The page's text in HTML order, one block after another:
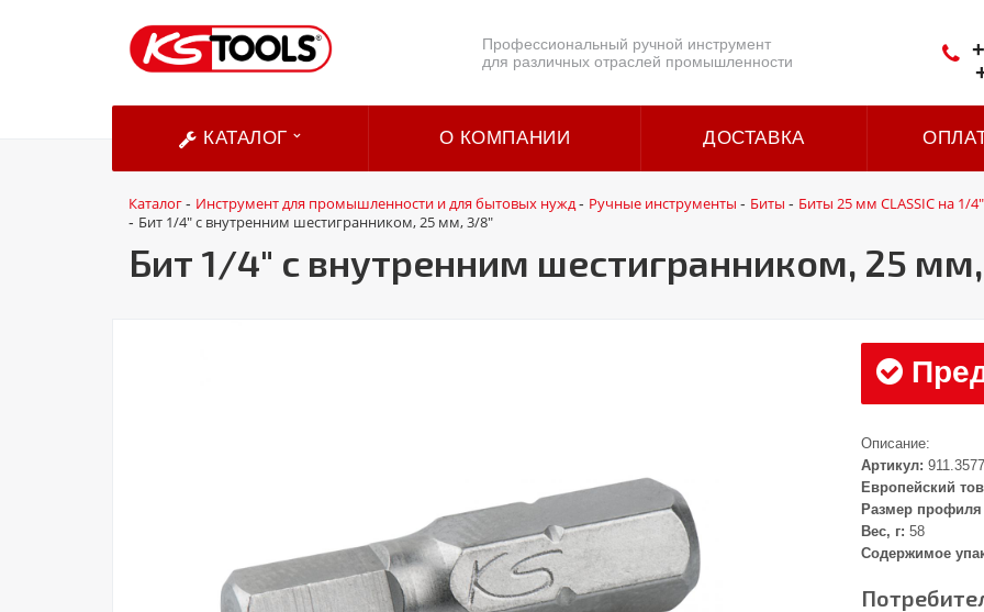
Профессиональный ручной инструмент
для различных отраслей промышленности
КАТАЛОГ О КОМПАНИИ ДОСТАВКА
Каталог- Инструмент для промышленности и для бытовых нужд- Ручные инструменты - Биты - Биты 25 мм CLASSIC на 1/4"
- Бит 1/4" с внутренним шестигранником, 25 мм, 3/8"
Бит 1/4" с внутренним шестигранником, 25
Описание:
Артикул: 911.3577
Европейский
Размер профиля
Вес, г: 58
Содержимое